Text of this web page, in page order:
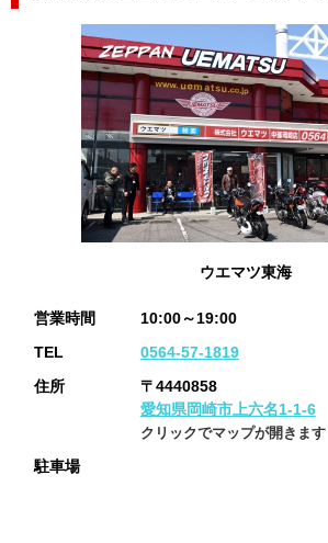
ウエマツ東海
営業時間
10:00～19:00
TEL
0564-57-1819
住所
〒4440858
愛知県岡崎市上六名1-1-6
クリックでマップが開きます
駐車場